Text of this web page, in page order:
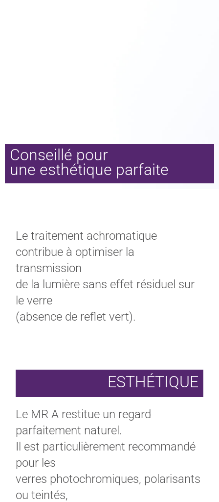
Conseillé pour
une esthétique parfaite
Le traitement achromatique
contribue à optimiser la
transmission
de la lumière sans effet résiduel sur
le verre
(absence de reflet vert).
ESTHÉTIQUE
Le MR A restitue un regard
parfaitement naturel.
Il est particulièrement recommandé
pour les
verres photochromiques, polarisants
ou teintés,